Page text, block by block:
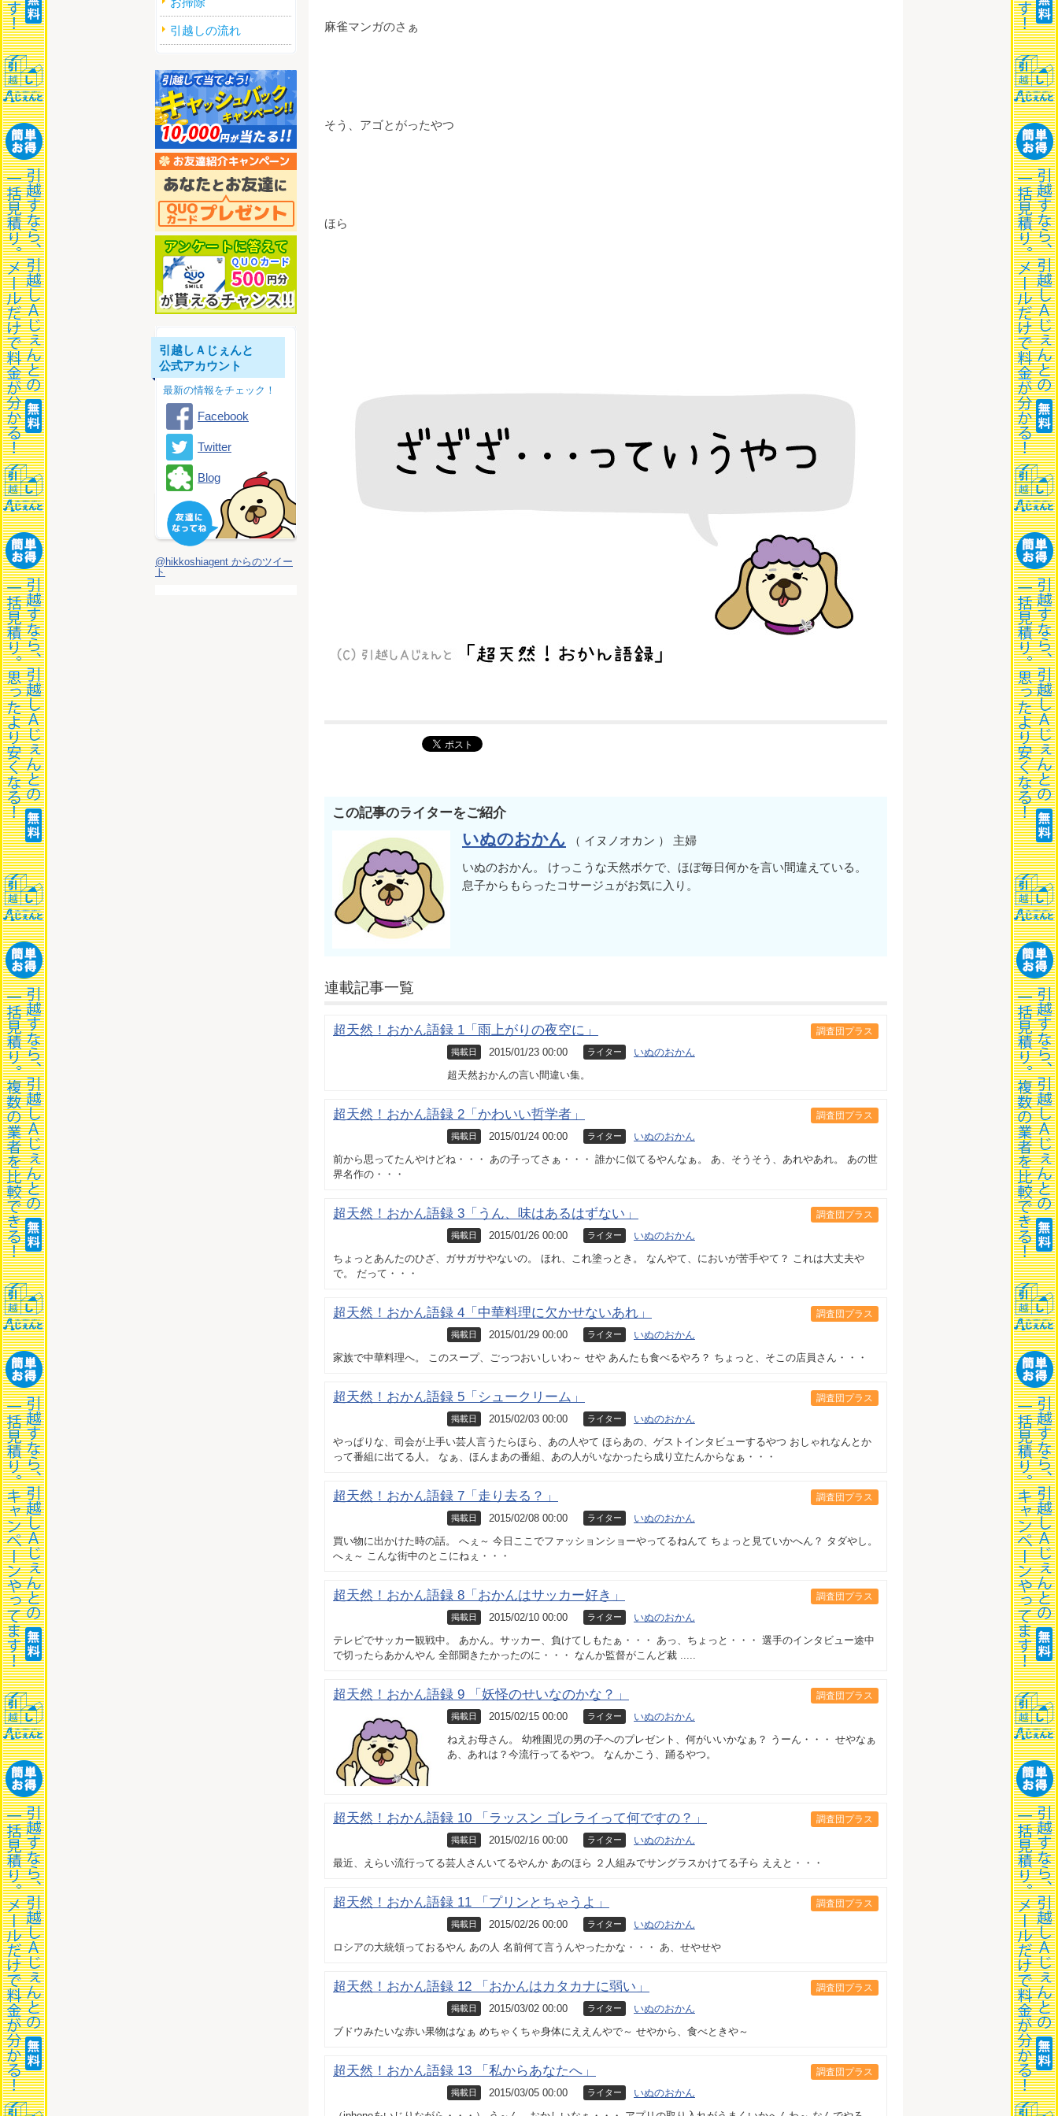
麻雀マンガのさぁ
そう、アゴとがったやつ
ほら
この記事のライターをご紹介
いぬのおかん （ イヌノオカン ） 主婦
いぬのおかん。 けっこうな天然ボケで、ほぼ毎日何かを言い間違えている。
息子からもらったコサージュがお気に入り。
連載記事一覧
超天然！おかん語録 1「雨上がりの夜空に」 調査団プラス
掲載日 2015/01/23 00:00 ライター
いぬのおかん
超天然おかんの言い間違い集。
超天然！おかん語録 2「かわいい哲学者」 調査団プラス
掲載日 2015/01/24 00:00 ライター
いぬのおかん
前から思ってたんやけどね・・・ あの子ってさぁ・・・ 誰かに似てるやんなぁ。 あ、そうそう、あれやあれ。 あの世
界名作の・・・
超天然！おかん語録 3「うん、味はあるはずない」 調査団プラス
掲載日 2015/01/26 00:00 ライター
いぬのおかん
ちょっとあんたのひざ、ガサガサやないの。 ほれ、これ塗っとき。 なんやて、においが苦手やて？ これは大丈夫や
で。 だって・・・
超天然！おかん語録 4「中華料理に欠かせないあれ」 調査団プラス
掲載日 2015/01/29 00:00 ライター
いぬのおかん
家族で中華料理へ。 このスープ、ごっつおいしいわ～ せや あんたも食べるやろ？ ちょっと、そこの店員さん・・・
超天然！おかん語録 5「シュークリーム」 調査団プラス
掲載日 2015/02/03 00:00 ライター
いぬのおかん
やっぱりな、司会が上手い芸人言うたらほら、あの人やて ほらあの、ゲストインタビューするやつ おしゃれなんとか
って番組に出てる人。 なぁ、ほんまあの番組、あの人がいなかったら成り立たんからなぁ・・・
超天然！おかん語録 7「走り去る？」 調査団プラス
掲載日 2015/02/08 00:00 ライター
いぬのおかん
買い物に出かけた時の話。 へぇ～ 今日ここでファッションショーやってるねんて ちょっと見ていかへん？ タダやし。
へぇ～ こんな街中のとこにねぇ・・・
超天然！おかん語録 8「おかんはサッカー好き」 調査団プラス
掲載日 2015/02/10 00:00 ライター
いぬのおかん
テレビでサッカー観戦中。 あかん。サッカー、負けてしもたぁ・・・ あっ、ちょっと・・・ 選手のインタビュー途中
で切ったらあかんやん 全部聞きたかったのに・・・ なんか監督がこんど裁 .....
超天然！おかん語録 9 「妖怪のせいなのかな？」 調査団プラス
掲載日 2015/02/15 00:00 ライター
いぬのおかん
ねえお母さん。 幼稚園児の男の子へのプレゼント、何がいいかなぁ？ うーん・・・ せやなぁ
あ、あれは？今流行ってるやつ。 なんかこう、踊るやつ。
超天然！おかん語録 10 「ラッスン ゴレライって何ですの？」 調査団プラス
掲載日 2015/02/16 00:00 ライター
いぬのおかん
最近、えらい流行ってる芸人さんいてるやんか あのほら ２人組みでサングラスかけてる子ら ええと・・・
超天然！おかん語録 11 「プリンとちゃうよ」 調査団プラス
掲載日 2015/02/26 00:00 ライター
いぬのおかん
ロシアの大統領っておるやん あの人 名前何て言うんやったかな・・・ あ、せやせや
超天然！おかん語録 12 「おかんはカタカナに弱い」 調査団プラス
掲載日 2015/03/02 00:00 ライター
いぬのおかん
ブドウみたいな赤い果物はなぁ めちゃくちゃ身体にええんやで～ せやから、食べときや～
超天然！おかん語録 13 「私からあなたへ」 調査団プラス
掲載日 2015/03/05 00:00 ライター
いぬのおかん
引越しの流れ
引越しＡじぇんと
公式アカウント
最新の情報をチェック！
Facebook
Twitter
Blog
@hikkoshiagent からのツイー
ト